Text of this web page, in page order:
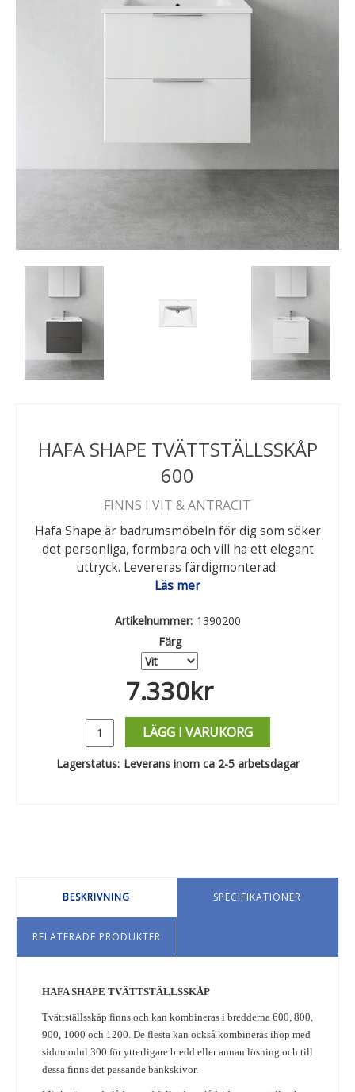
HAFA SHAPE TVÄTTSTÄLLSSKÅP
600
FINNS I VIT & ANTRACIT
Hafa Shape är badrumsmöbeln för dig som söker
det personliga, formbara och vill ha ett elegant
uttryck. Levereras färdigmonterad.
Läs mer
Artikelnummer: 1390200
Färg
7.330kr
LÄGG I VARUKORG
Lagerstatus: Leverans inom ca 2-5 arbetsdagar
BESKRIVNING SPECIFIKATIONER
RELATERADE PRODUKTER
HAFA SHAPE TVÄTTSTÄLLSSKÅP
Tvättställsskåp finns och kan kombineras i bredderna 600, 800,
900, 1000 och 1200. De flesta kan också kombineras ihop med
sidomodul 300 för ytterligare bredd eller annan lösning och till
dessa finns det passande bänkskivor.